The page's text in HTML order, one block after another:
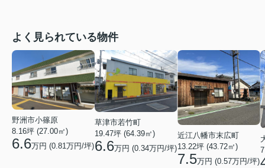
よく見られている物件
野洲市小篠原
8.16坪 (27.00㎡)
6.6万円 (0.81万円/坪)
草津市若竹町
19.47坪 (64.39㎡)
6.6万円 (0.34万円/坪)
近江八幡市末広町
13.22坪 (43.72㎡)
7.5万円 (0.57万円/坪)